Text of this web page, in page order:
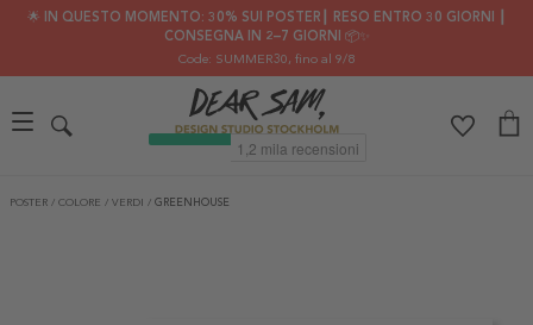
🌟 IN QUESTO MOMENTO: 30% SUI POSTER┃ RESO ENTRO 30 GIORNI ┃
CONSEGNA IN 2–7 GIORNI 📦✨
Code: SUMMER30, fino al 9/8
POSTER / COLORE / VERDI / GREENHOUSE